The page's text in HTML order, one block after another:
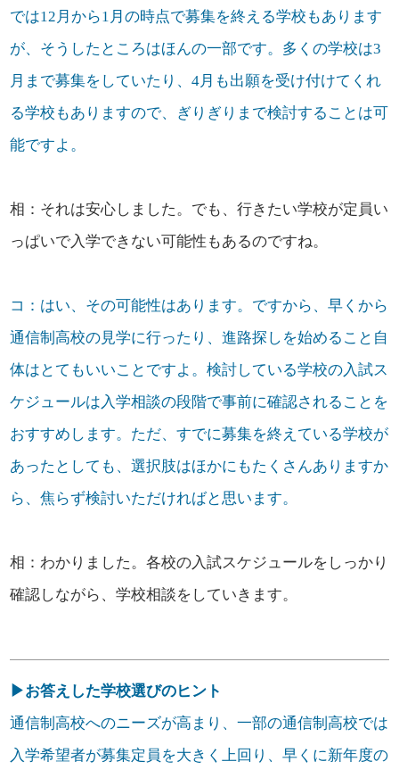
では12月から1月の時点で募集を終える学校もあります
が、そうしたところはほんの一部です。多くの学校は3
月まで募集をしていたり、4月も出願を受け付けてくれ
る学校もありますので、ぎりぎりまで検討することは可
能ですよ。
相：それは安心しました。でも、行きたい学校が定員い
っぱいで入学できない可能性もあるのですね。
コ：はい、その可能性はあります。ですから、早くから
通信制高校の見学に行ったり、進路探しを始めること自
体はとてもいいことですよ。検討している学校の入試ス
ケジュールは入学相談の段階で事前に確認されることを
おすすめします。ただ、すでに募集を終えている学校が
あったとしても、選択肢はほかにもたくさんありますか
ら、焦らず検討いただければと思います。
相：わかりました。各校の入試スケジュールをしっかり
確認しながら、学校相談をしていきます。
▶お答えした学校選びのヒント
通信制高校へのニーズが高まり、一部の通信制高校では
入学希望者が募集定員を大きく上回り、早くに新年度の